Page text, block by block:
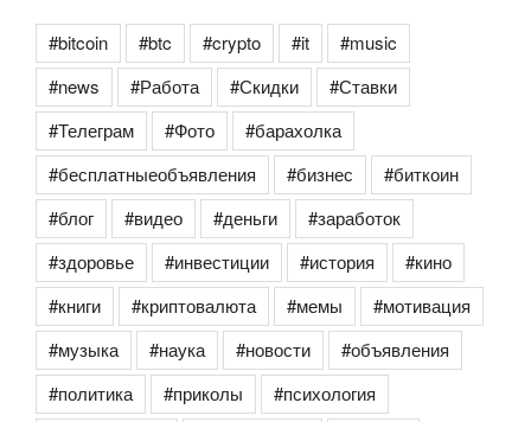
#bitcoin #btc #crypto #it
#music
#news
#Работа #Скидки
#Ставки
#Телеграм
#Фото
#барахолка
#бесплатныеобъявления
#бизнес
#биткоин
#блог
#видео #деньги
#заработок
#здоровье
#инвестиции #история
#кино
#книги
#криптовалюта #мемы
#мотивация
#музыка
#наука #новости
#объявления
#политика
#приколы
#психология